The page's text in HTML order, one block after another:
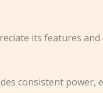
its features and
consistent